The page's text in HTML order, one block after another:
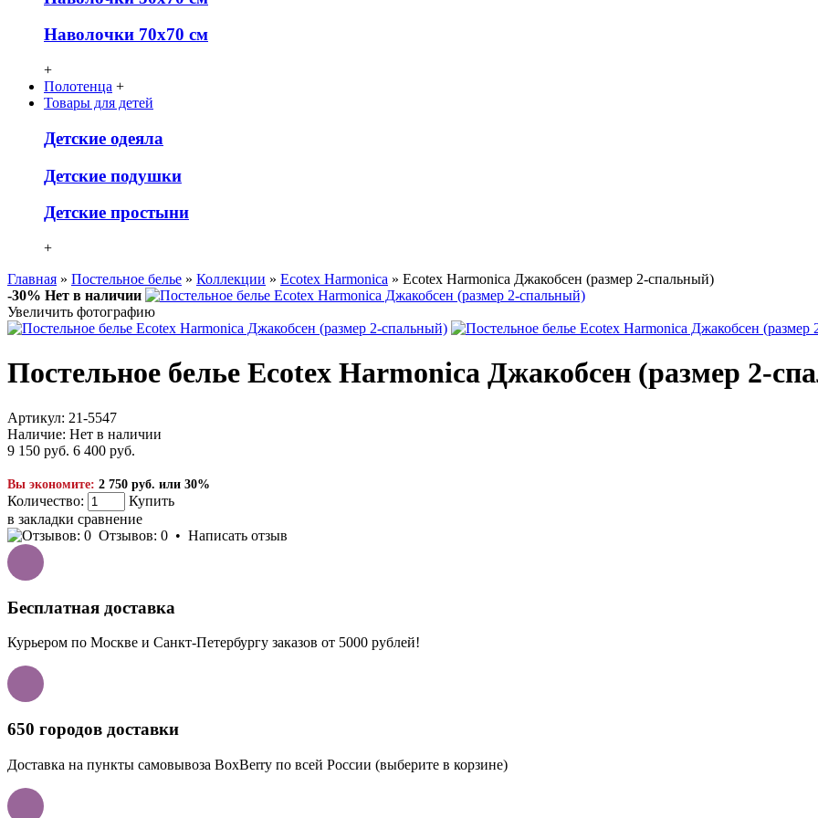
Наволочки 70х70 см
+
Полотенца +
Товары для детей
Детcкие одеяла
Детские подушки
Детские простыни
+
Главная » Постельное белье » Коллекции » Ecotex Harmonica » Ecotex Harmonica Джакобсен (размер 2-спальный)
-30% Нет в наличии
Увеличить фотографию
Постельное белье Ecotex Harmonica Джакобсен (размер 2-
Артикул: 21-5547
Наличие: Нет в наличии
9 150 руб. 6 400 руб.
Вы экономите: 2 750 руб. или 30%
Количество:
Купить
в закладки сравнение
Отзывов: 0 • Написать отзыв
Бесплатная доставка
Курьером по Москве и Санкт-Петербургу заказов от 5000 рублей!
650 городов доставки
Доставка на пункты самовывоза BoxBerry по всей России (выберите в корзине)